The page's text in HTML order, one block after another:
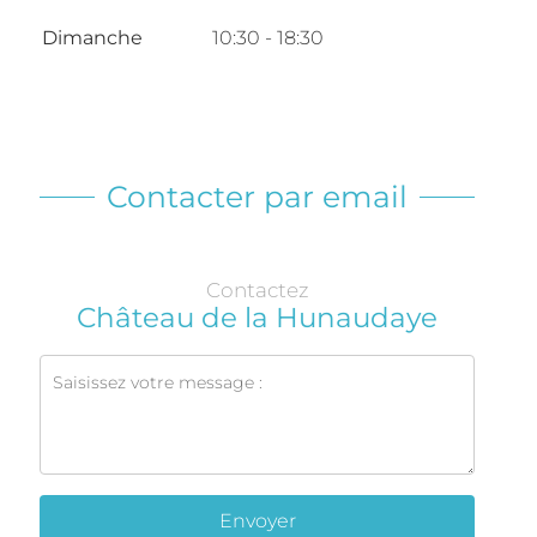
Dimanche 10:30 - 18:30
Contacter par email
Contactez
Château de la Hunaudaye
Envoyer